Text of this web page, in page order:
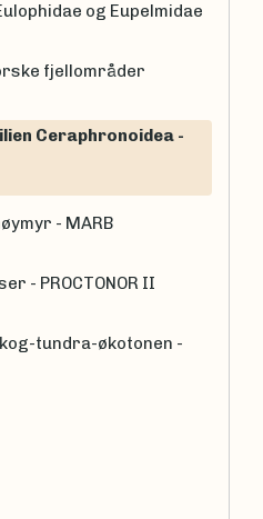
og Eupelmidae
fjellområder
Ceraphronoidea -
- MARB
- PROCTONOR II
tundra-økotonen -